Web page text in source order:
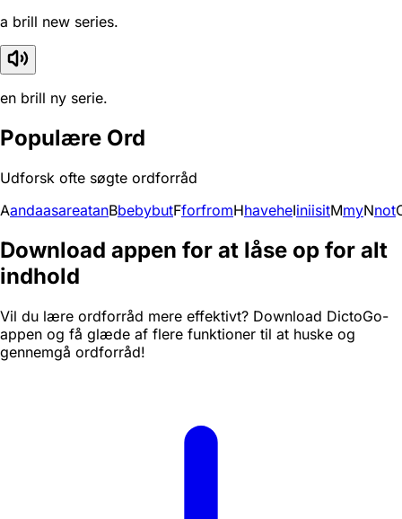
a brill new series.
en brill ny serie.
Populære Ord
Udforsk ofte søgte ordforråd
AandaasareatanBbebybutFforfromHhaveheIiniisitMmyNnot
Download appen for at låse op for alt
indhold
Vil du lære ordforråd mere effektivt? Download DictoGo-
appen og få glæde af flere funktioner til at huske og
gennemgå ordforråd!